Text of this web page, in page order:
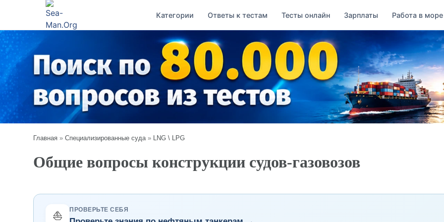
Категории Ответы к тестам Тесты онлайн Зарплаты Работа в море
Главная »Специализированные суда» LNG \ LPG
Общие вопросы конструкции судов-газовозов
⛵ ПРОВЕРЬТЕ СЕБЯ